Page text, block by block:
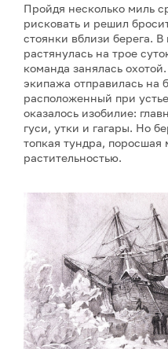
Пройдя несколько миль
рисковать и решил
стоянки вблизи берега.
растянулась на трое
команда занялась
экипажа отправилась на
расположенный при
оказалось изобилие:
гуси, утки и гагары. Но
топкая тундра, поросшая
растительностью.